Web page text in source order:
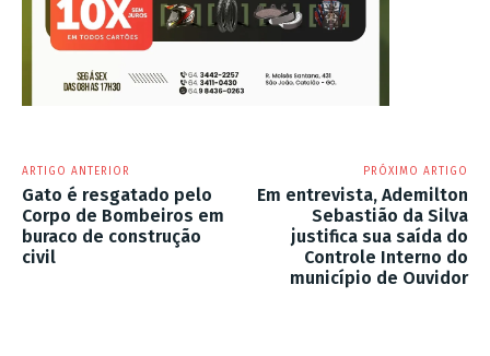
ARTIGO ANTERIOR
Gato é resgatado pelo
Corpo de Bombeiros em
buraco de construção
civil
PRÓXIMO ARTIGO
Em entrevista, Ademilton
Sebastião da Silva
justifica sua saída do
Controle Interno do
município de Ouvidor